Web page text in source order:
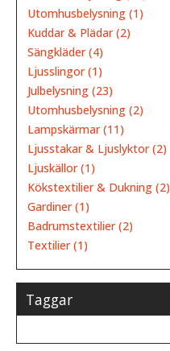
Utomhusbelysning (1)
Kuddar & Plädar (2)
Sängkläder (4)
Ljusslingor (1)
Julbelysning (23)
Utomhusbelysning (2)
Lampskärmar (11)
Ljusstakar & Ljuslyktor (2)
Ljuskällor (1)
Kökstextilier & Dukning (2)
Gardiner (1)
Badrumstextilier (2)
Textilier (1)
Taggar